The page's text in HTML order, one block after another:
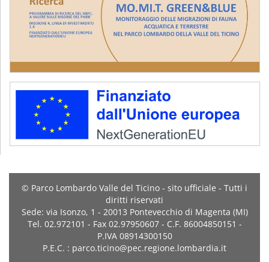
© Parco Lombardo Valle del Ticino - sito ufficiale - Tutti i
diritti riservati
Sede: via Isonzo, 1 - 20013 Pontevecchio di Magenta (MI)
Tel. 02.972101 - Fax 02.97950607 - C.F. 86004850151 -
P.IVA 08914300150
P.E.C. : parco.ticino@pec.regione.lombardia.it